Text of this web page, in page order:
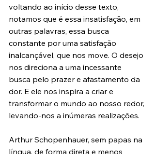
voltando ao início desse texto,
notamos que é essa insatisfação, em
outras palavras, essa busca
constante por uma satisfação
inalcançável, que nos move. O desejo
nos direciona a uma incessante
busca pelo prazer e afastamento da
dor. E ele nos inspira a criar e
transformar o mundo ao nosso redor,
levando-nos a inúmeras realizações.
Arthur Schopenhauer, sem papas na
língua, de forma direta e menos